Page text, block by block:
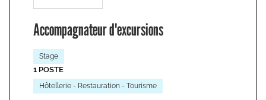
Accompagnateur d'excursions
Stage
1 POSTE
Hôtellerie - Restauration - Tourisme